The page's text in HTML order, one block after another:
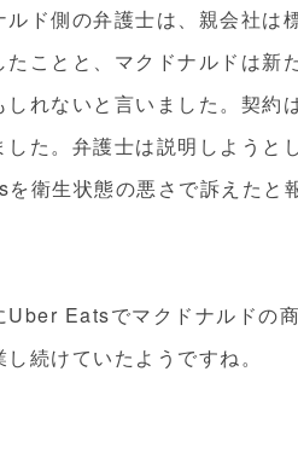
ド側の弁護士は、親会社は
ことと、マクドナルドは新
れないと言いました。契約
た。弁護士は説明しようと
衛生状態の悪さで訴えたと
Eatsでマクドナルドの
続けていたようですね。